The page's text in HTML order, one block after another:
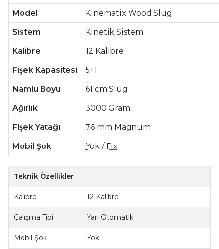
Model Kinematix Wood Slug
Sistem Kinetik Sistem
Kalibre 12 Kalibre
Fişek Kapasitesi 5+1
Namlu Boyu 61 cm Slug
Ağırlık 3000 Gram
Fişek Yatağı 76 mm Magnum
Mobil Şok Yok / Fix
Teknik Özellikler
Kalibre 12 Kalibre
Çalışma Tipi Yarı Otomatik
Mobil Şok Yok